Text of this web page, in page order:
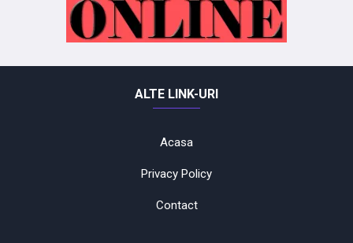
ALTE LINK-URI
Acasa
Privacy Policy
Contact